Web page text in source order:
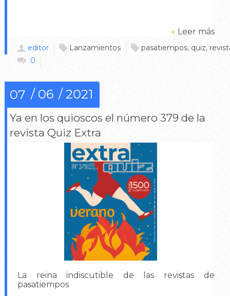
Leer más
editor Lanzamientos pasatiempos, quiz,
0
07 06 2021
Ya en los quioscos el número 379 de la
revista Quiz Extra
La reina indiscutible de las revistas de
pasatiempos